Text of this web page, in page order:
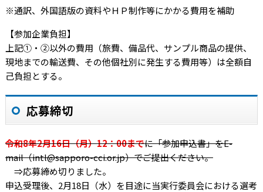
※通訳、外国語版の資料やＨＰ制作等にかかる費用を補助
【参加企業負担】
上記①・②以外の費用（旅費、備品代、サンプル商品の提供、
現地までの輸送費、その他個社別に発生する費用等）は全額自
己負担とする。
応募締切
令和8年2月16日（月）12：00までに「参加申込書」をE-
mail（intl@sapporo-cci.or.jp）でご提出ください。
⇒応募締め切りました。
申込受理後、2月18日（水）を目途に当実行委員会における選考